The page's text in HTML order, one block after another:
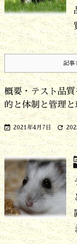
記事
概要・テスト品
的と体制と管理
 2021年4月7日 